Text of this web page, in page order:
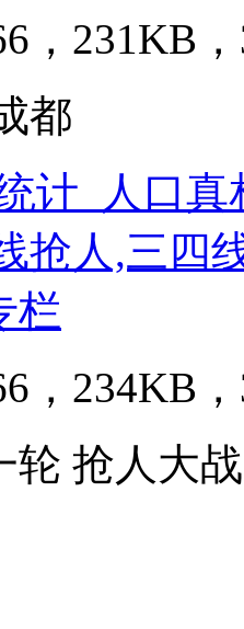
，231KB
都
，234KB
轮 抢人大